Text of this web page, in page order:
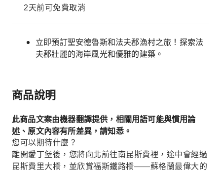
2天前可免費取消
立即預訂聖安德魯斯和法夫郡漁村之旅！探索法
夫郡壯麗的海岸風光和優雅的建築。
商品說明
此商品文案由機器翻譯提供，相關用語可能與慣用論
述、原文內容有所差異，請知悉。
您可以期待什麼？
離開愛丁堡後，您將向北前往南昆斯費裡，途中會經過
昆斯費里大橋，並欣賞福斯鐵路橋——蘇格蘭最偉大的